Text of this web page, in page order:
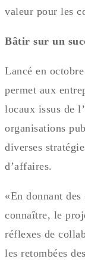
valeur pour les
Bâtir sur un
Lancé en
permet aux
locaux issus de
organisations
diverses
d’affaires.
«En donnant
connaître, le
réflexes de
les retombées